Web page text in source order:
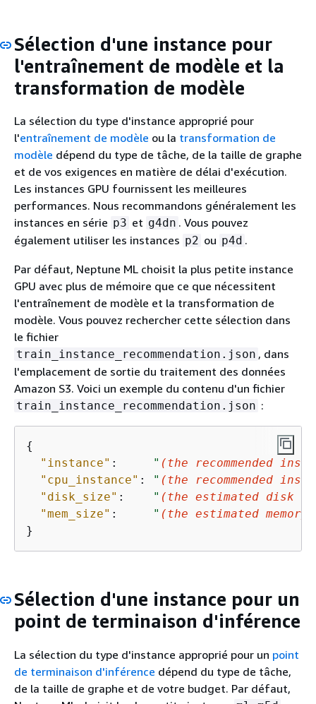
Sélection d'une instance pour
l'entraînement de modèle et la
transformation de modèle
La sélection du type d'instance approprié pour
l'entraînement de modèle ou la transformation de
modèle dépend du type de tâche, de la taille de graphe
et de vos exigences en matière de délai d'exécution.
Les instances GPU fournissent les meilleures
performances. Nous recommandons généralement les
instances en série p3 et g4dn . Vous pouvez
également utiliser les instances p2 ou p4d .
Par défaut, Neptune ML choisit la plus petite instance
GPU avec plus de mémoire que ce que nécessitent
l'entraînement de modèle et la transformation de
modèle. Vous pouvez rechercher cette sélection dans
le fichier
train_instance_recommendation.json , dans
l'emplacement de sortie du traitement des données
Amazon S3. Voici un exemple du contenu d'un fichier
train_instance_recommendation.json :
{
"instance" : " (the recommended
"cpu_instance" : " (the recommended
"disk_size" : " (the estimated disk
"mem_size" : " (the estimated
}
Sélection d'une instance pour un
point de terminaison d'inférence
La sélection du type d'instance approprié pour un point
de terminaison d'inférence dépend du type de tâche,
de la taille de graphe et de votre budget. Par défaut,